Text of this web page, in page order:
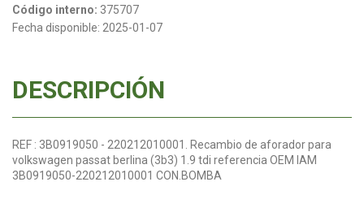
Código interno: 375707
Fecha disponible: 2025-01-07
DESCRIPCIÓN
REF : 3B0919050 - 220212010001. Recambio de aforador para
volkswagen passat berlina (3b3) 1.9 tdi referencia OEM IAM
3B0919050-220212010001 CON.BOMBA